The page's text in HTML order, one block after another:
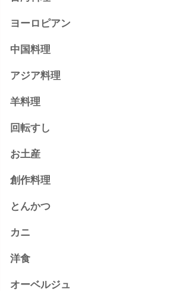
ヨーロピアン
中国料理
アジア料理
羊料理
回転すし
お土産
創作料理
とんかつ
カニ
洋食
オーベルジュ